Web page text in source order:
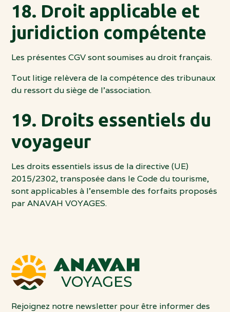
18. Droit applicable et
juridiction compétente
Les présentes CGV sont soumises au droit français.
Tout litige relèvera de la compétence des tribunaux
du ressort du siège de l’association.
19. Droits essentiels du
voyageur
Les droits essentiels issus de la directive (UE)
2015/2302, transposée dans le Code du tourisme,
sont applicables à l’ensemble des forfaits proposés
par ANAVAH VOYAGES.
Rejoignez notre newsletter pour être informer des